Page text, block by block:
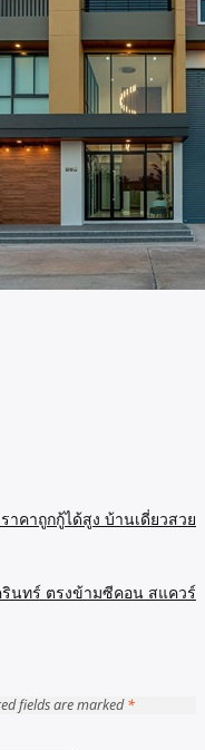
คาถูกกู้ได้สูง บ้านเดี่ยวสวย
นทร์ ตรงข้ามซีคอน สแควร์
fields are marked*